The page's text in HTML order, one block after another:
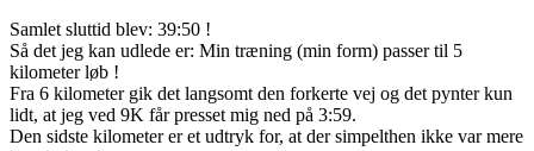
Samlet sluttid blev: 39:50 !
Så det jeg kan udlede er: Min træning (min form) passer til 5
kilometer løb !
Fra 6 kilometer gik det langsomt den forkerte vej og det pynter kun
lidt, at jeg ved 9K får presset mig ned på 3:59.
Den sidste kilometer er et udtryk for, at der simpelthen ikke var mere